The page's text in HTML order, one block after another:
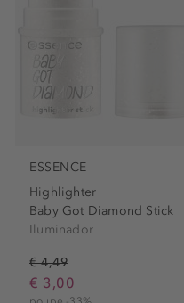
ESSENCE
Highlighter
Baby Got Diamond Stick
Iluminador
€ 4,49
€ 3,00